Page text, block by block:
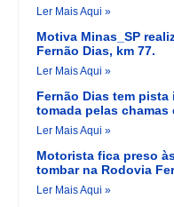
Ler Mais Aqui »
Motiva Minas_SP
Fernão Dias, km 77.
Ler Mais Aqui »
Fernão Dias tem
tomada pelas chamas
Ler Mais Aqui »
Motorista fica preso
tombar na Rodovia
Ler Mais Aqui »